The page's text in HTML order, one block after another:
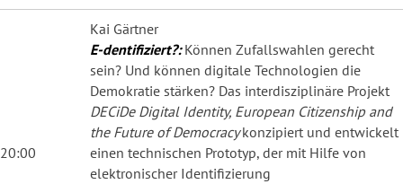
20:00
Kai Gärtner
E-dentifiziert?:Können Zufallswahlen gerecht
sein? Und können digitale Technologien die
Demokratie stärken? Das interdisziplinäre Projekt
DECiDe Digital Identity, European Citizenship and
the Future of Democracykonzipiert und entwickelt
einen technischen Prototyp, der mit Hilfe von
elektronischer Identifizierung